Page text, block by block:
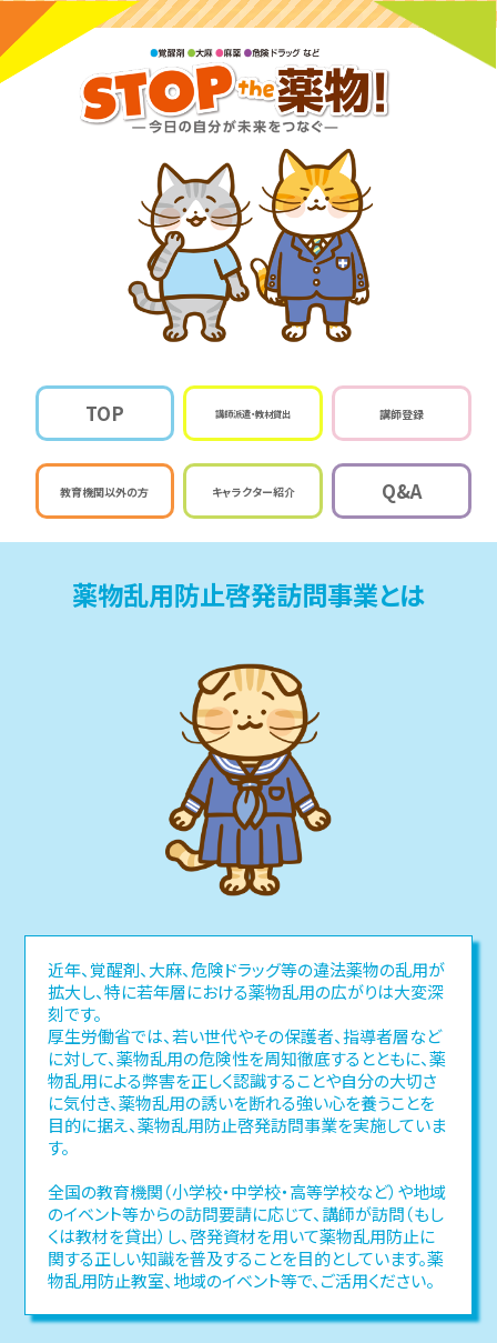
TOP 講師派遣・教材貸出 講師登録
教育機関以外の方 キャラクター紹介 Q&A
薬物乱用防止啓発訪問事業とは
近年、覚醒剤、大麻、危険ドラッグ等の違法薬物の乱用が
拡大し、特に若年層における薬物乱用の広がりは大変深
刻です。
厚生労働省では、若い世代やその保護者、指導者層など
に対して、薬物乱用の危険性を周知徹底するとともに、薬
物乱用による弊害を正しく認識することや自分の大切さ
に気付き、薬物乱用の誘いを断れる強い心を養うことを
目的に据え、薬物乱用防止啓発訪問事業を実施していま
す。
全国の教育機関（小学校・中学校・高等学校など）や地域
のイベント等からの訪問要請に応じて、講師が訪問（もし
くは教材を貸出）し、啓発資材を用いて薬物乱用防止に
関する正しい知識を普及することを目的としています。薬
物乱用防止教室、地域のイベント等で、ご活用ください。